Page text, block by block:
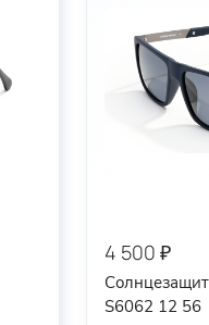
4 500 ₽
S6062 12 56